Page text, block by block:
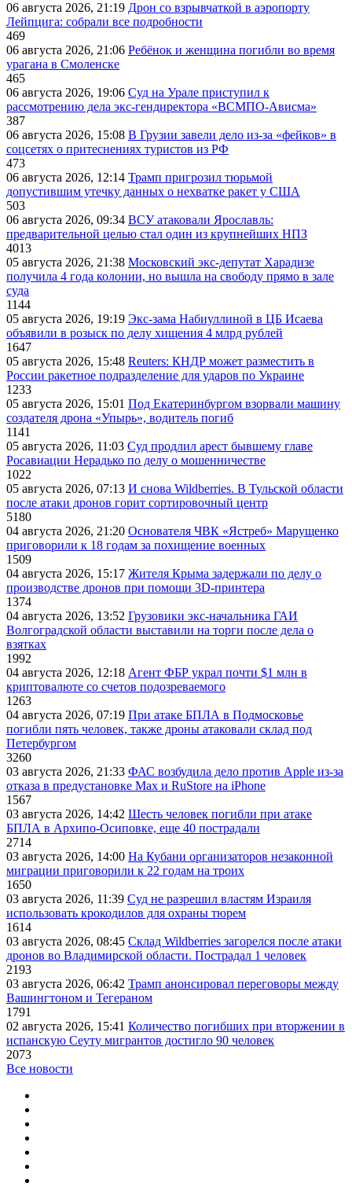
06 августа 2026, 21:19 Дрон со взрывчаткой в аэропорту
Лейпцига: собрали все подробности
469
06 августа 2026, 21:06 Ребёнок и женщина погибли во время
урагана в Смоленске
465
06 августа 2026, 19:06 Суд на Урале приступил к
рассмотрению дела экс-гендиректора «ВСМПО-Ависма»
387
06 августа 2026, 15:08 В Грузии завели дело из-за «фейков» в
соцсетях о притеснениях туристов из РФ
473
06 августа 2026, 12:14 Трамп пригрозил тюрьмой
допустившим утечку данных о нехватке ракет у США
503
06 августа 2026, 09:34 ВСУ атаковали Ярославль:
предварительной целью стал один из крупнейших НПЗ
4013
05 августа 2026, 21:38 Московский экс-депутат Харадизе
получила 4 года колонии, но вышла на свободу прямо в зале
суда
1144
05 августа 2026, 19:19 Экс-зама Набиуллиной в ЦБ Исаева
объявили в розыск по делу хищения 4 млрд рублей
1647
05 августа 2026, 15:48 Reuters: КНДР может разместить в
России ракетное подразделение для ударов по Украине
1233
05 августа 2026, 15:01 Под Екатеринбургом взорвали машину
создателя дрона «Упырь», водитель погиб
1141
05 августа 2026, 11:03 Суд продлил арест бывшему главе
Росавиации Нерадько по делу о мошенничестве
1022
05 августа 2026, 07:13 И снова Wildberries. В Тульской области
после атаки дронов горит сортировочный центр
5180
04 августа 2026, 21:20 Основателя ЧВК «Ястреб» Марущенко
приговорили к 18 годам за похищение военных
1509
04 августа 2026, 15:17 Жителя Крыма задержали по делу о
производстве дронов при помощи 3D‑принтера
1374
04 августа 2026, 13:52 Грузовики экс-начальника ГАИ
Волгоградской области выставили на торги после дела о
взятках
1992
04 августа 2026, 12:18 Агент ФБР украл почти $1 млн в
криптовалюте со счетов подозреваемого
1263
04 августа 2026, 07:19 При атаке БПЛА в Подмосковье
погибли пять человек, также дроны атаковали склад под
Петербургом
3260
03 августа 2026, 21:33 ФАС возбудила дело против Apple из-за
отказа в предустановке Max и RuStore на iPhone
1567
03 августа 2026, 14:42 Шесть человек погибли при атаке
БПЛА в Архипо-Осиповке, еще 40 пострадали
2714
03 августа 2026, 14:00 На Кубани организаторов незаконной
миграции приговорили к 22 годам на троих
1650
03 августа 2026, 11:39 Суд не разрешил властям Израиля
использовать крокодилов для охраны тюрем
1614
03 августа 2026, 08:45 Склад Wildberries загорелся после атаки
дронов во Владимирской области. Пострадал 1 человек
2193
03 августа 2026, 06:42 Трамп анонсировал переговоры между
Вашингтоном и Тегераном
1791
02 августа 2026, 15:41 Количество погибших при вторжении в
испанскую Сеуту мигрантов достигло 90 человек
2073
Все новости